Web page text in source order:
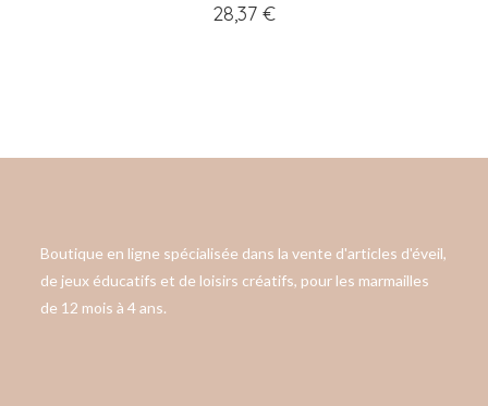
28,37 €
Boutique en ligne spécialisée dans la vente d'articles d'éveil,
de jeux éducatifs et de loisirs créatifs, pour les marmailles
de 12 mois à 4 ans.